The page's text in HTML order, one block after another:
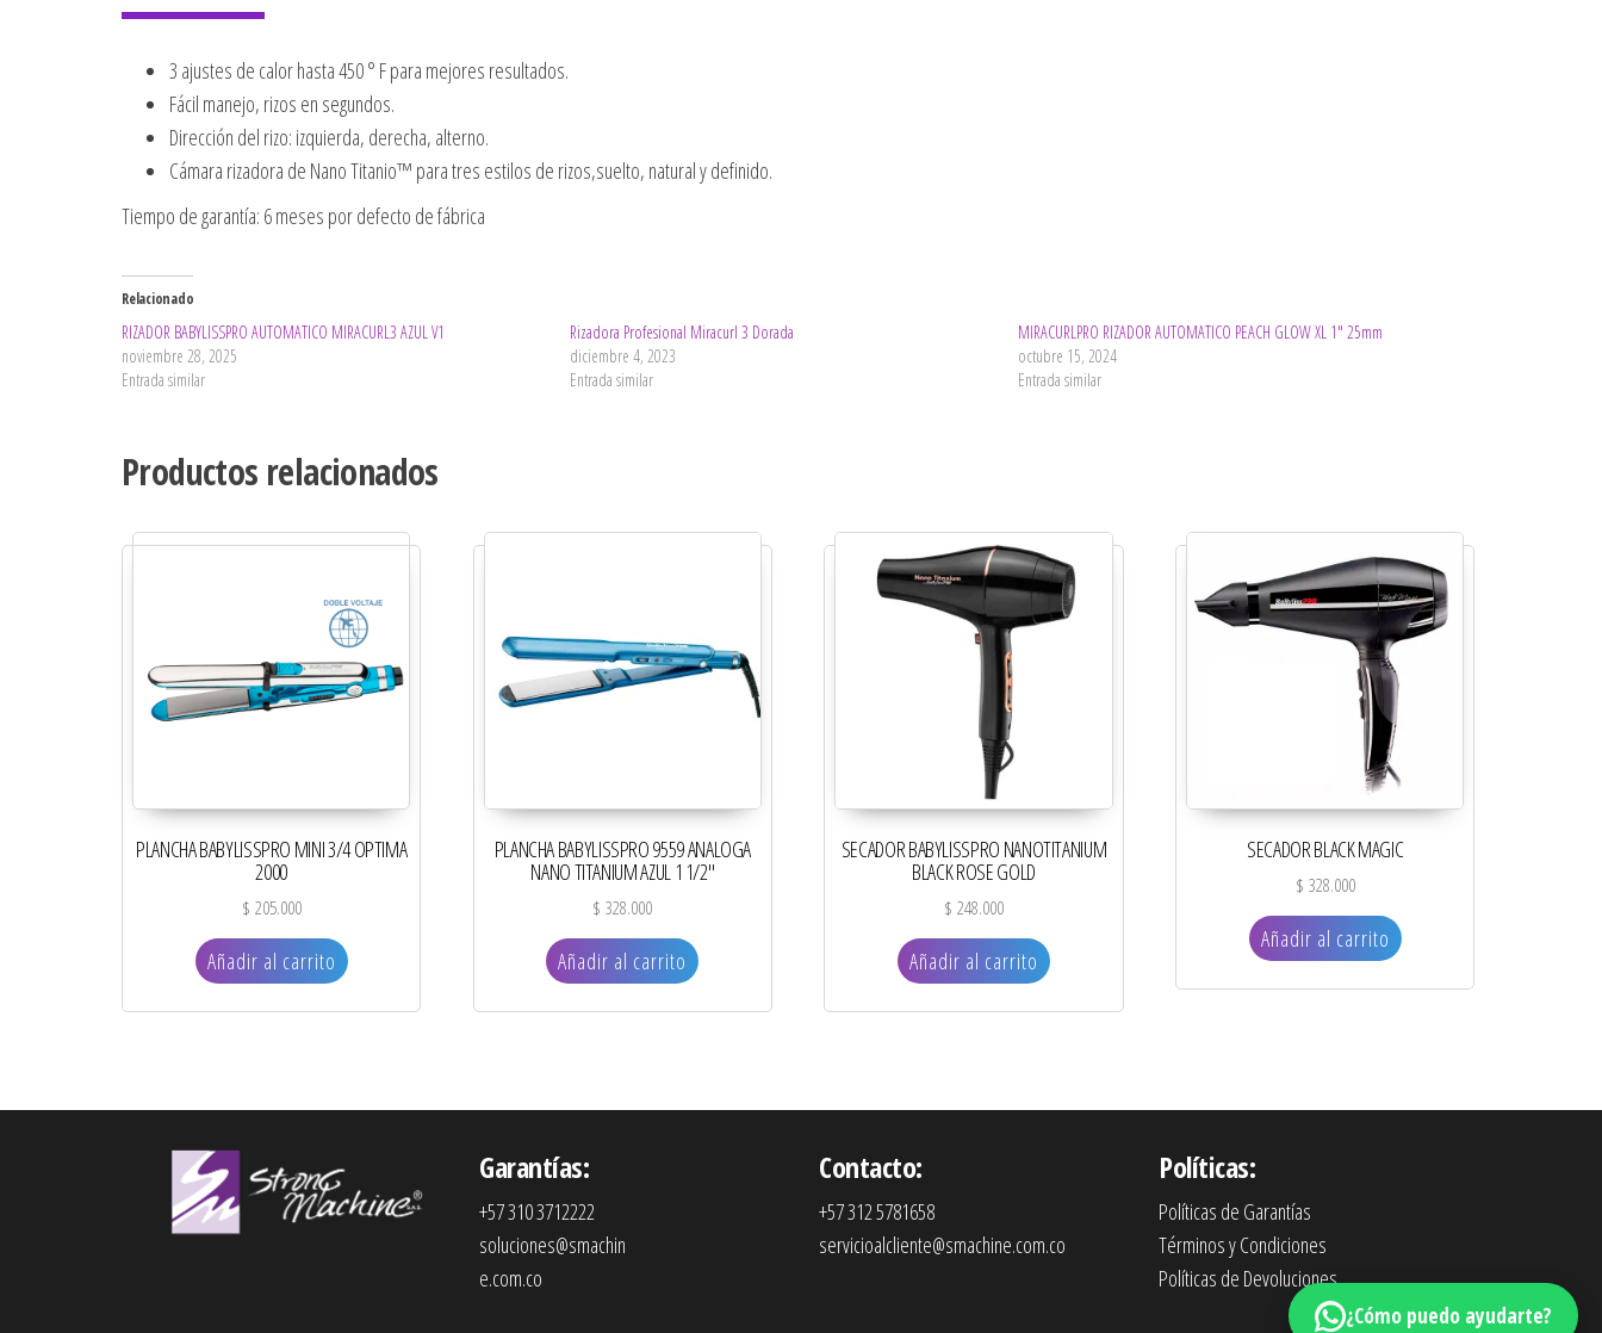
3 ajustes de calor hasta 450 ° F para mejores resultados.
Fácil manejo, rizos en segundos.
Dirección del rizo: izquierda, derecha, alterno.
Cámara rizadora de Nano Titanio™ para tres estilos de rizos,suelto, natural y definido.
Tiempo de garantía: 6 meses por defecto de fábrica
Relacionado
RIZADOR BABYLISSPRO AUTOMATICO MIRACURL3 AZUL V1
noviembre 28, 2025
Entrada similar
Rizadora Profesional Miracurl 3 Dorada
diciembre 4, 2023
Entrada similar
MIRACURLPRO RIZADOR AUTOMATICO PEACH GLOW XL 1″ 25mm
octubre 15, 2024
Entrada similar
Productos relacionados
PLANCHA BABYLISSPRO MINI 3/4 OPTIMA
2000
$ 205.000
Añadir al carrito
PLANCHA BABYLISSPRO 9559 ANALOGA
NANO TITANIUM AZUL 1 1/2″
$ 328.000
Añadir al carrito
SECADOR BABYLISSPRO NANOTITANIUM
BLACK ROSE GOLD
$ 248.000
Añadir al carrito
SECADOR BLACK MAGIC
$ 328.000
Añadir al carrito
Garantías:
+57 310 3712222
soluciones@smachin
e.com.co
Contacto:
+57 312 5781658
servicioalcliente@smachine.com.co
Políticas:
Políticas de Garantías
Términos y Condiciones
Políticas de Devoluciones
¿Cómo puedo ayudarte?